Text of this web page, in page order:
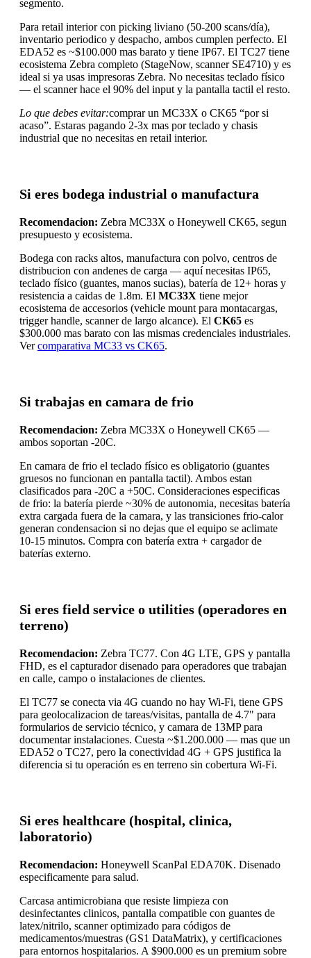
segmento.
Para retail interior con picking liviano (50-200 scans/día),
inventario periodico y despacho, ambos cumplen perfecto. El
EDA52 es ~$100.000 mas barato y tiene IP67. El TC27 tiene
ecosistema Zebra completo (StageNow, scanner SE4710) y es
ideal si ya usas impresoras Zebra. No necesitas teclado físico
— el scanner hace el 90% del input y la pantalla tactil el resto.
Lo que debes evitar:comprar un MC33X o CK65 “por si
acaso”. Estaras pagando 2-3x mas por teclado y chasis
industrial que no necesitas en retail interior.
Si eres bodega industrial o manufactura
Recomendacion: Zebra MC33X o Honeywell CK65, segun
presupuesto y ecosistema.
Bodega con racks altos, manufactura con polvo, centros de
distribucion con andenes de carga — aquí necesitas IP65,
teclado físico (guantes, manos sucias), batería de 12+ horas y
resistencia a caidas de 1.8m. El MC33X tiene mejor
ecosistema de accesorios (vehicle mount para montacargas,
trigger handle, scanner de largo alcance). El CK65 es
$300.000 mas barato con las mismas credenciales industriales.
Ver comparativa MC33 vs CK65.
Si trabajas en camara de frio
Recomendacion: Zebra MC33X o Honeywell CK65 —
ambos soportan -20C.
En camara de frio el teclado físico es obligatorio (guantes
gruesos no funcionan en pantalla tactil). Ambos estan
clasificados para -20C a +50C. Consideraciones especificas
de frio: la batería pierde ~30% de autonomia, necesitas batería
extra cargada fuera de la camara, y las transiciones frio-calor
generan condensacion si no dejas que el equipo se aclimate
10-15 minutos. Compra con batería extra + cargador de
baterías externo.
Si eres field service o utilities (operadores en
terreno)
Recomendacion: Zebra TC77. Con 4G LTE, GPS y pantalla
FHD, es el capturador disenado para operadores que trabajan
en calle, campo o instalaciones de clientes.
El TC77 se conecta via 4G cuando no hay Wi-Fi, tiene GPS
para geolocalizacion de tareas/visitas, pantalla de 4.7" para
formularios de servicio técnico, y camara de 13MP para
documentar instalaciones. Cuesta ~$1.200.000 — mas que un
EDA52 o TC27, pero la conectividad 4G + GPS justifica la
diferencia si tu operación es en terreno sin cobertura Wi-Fi.
Si eres healthcare (hospital, clinica,
laboratorio)
Recomendacion: Honeywell ScanPal EDA70K. Disenado
especificamente para salud.
Carcasa antimicrobiana que resiste limpieza con
desinfectantes clinicos, pantalla compatible con guantes de
latex/nitrilo, scanner optimizado para códigos de
medicamentos/muestras (GS1 DataMatrix), y certificaciones
para entornos hospitalarios. A $900.000 es un premium sobre